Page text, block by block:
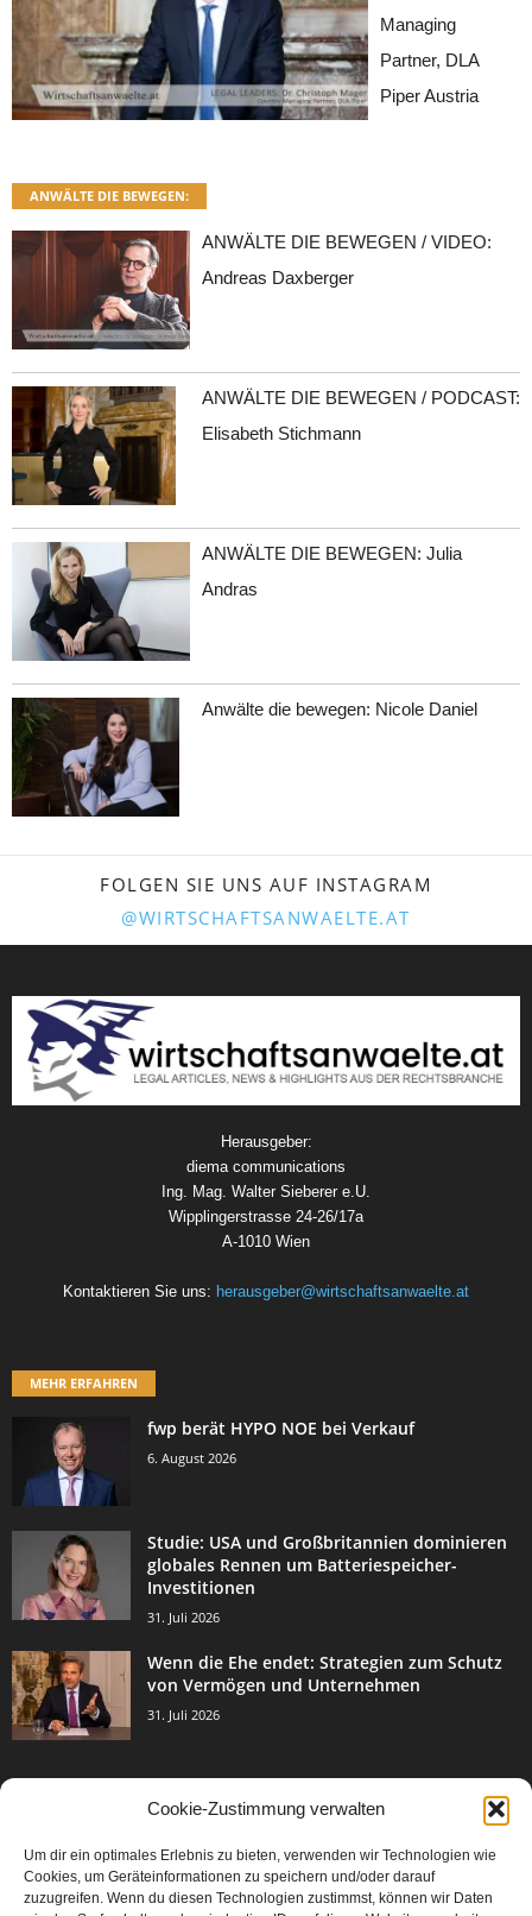
Cookie-Zustimmung verwalten
Um dir ein optimales Erlebnis zu bieten, verwenden wir Technologien wie
Cookies, um Geräteinformationen zu speichern und/oder darauf
zuzugreifen. Wenn du diesen Technologien zustimmst, können wir Daten
Managing
Partner, DLA
Piper Austria
ANWÄLTE DIE BEWEGEN:
ANWÄLTE DIE BEWEGEN / VIDEO:
Andreas Daxberger
ANWÄLTE DIE BEWEGEN / PODCAST:
Elisabeth Stichmann
ANWÄLTE DIE BEWEGEN: Julia
Andras
Anwälte die bewegen: Nicole Daniel
FOLGEN SIE UNS AUF INSTAGRAM
@WIRTSCHAFTSANWAELTE.AT
Herausgeber:
diema communications
Ing. Mag. Walter Sieberer e.U.
Wipplingerstrasse 24-26/17a
A-1010 Wien
Kontaktieren Sie uns: herausgeber@wirtschaftsanwaelte.at
MEHR ERFAHREN
fwp berät HYPO NOE bei Verkauf
6. August 2026
Studie: USA und Großbritannien dominieren
globales Rennen um Batteriespeicher-
Investitionen
31. Juli 2026
Wenn die Ehe endet: Strategien zum Schutz
von Vermögen und Unternehmen
31. Juli 2026
Events & Success 3003
Breaking News 2067